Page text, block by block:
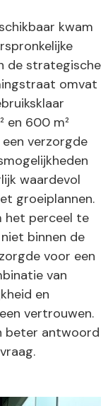
kwam
de strategische
omvat
en 600 m²
verzorgde
waardevol
groeiplannen.
het perceel te
binnen de
voor een
van
en
vertrouwen.
beter antwoord